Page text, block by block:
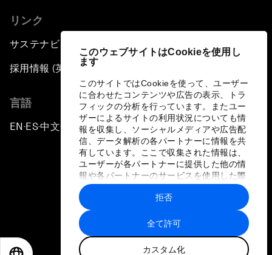
このウェブサイトはCookieを使用し
ます
このサイトではCookieを使って、ユーザー
に合わせたコンテンツや広告の表示、トラ
フィックの分析を行っています。またユー
ザーによるサイトの利用状況についても情
報を収集し、ソーシャルメディアや広告配
信、データ解析の各パートナーに情報を共
有しています。ここで収集された情報は、
ユーザーが各パートナーに提供した他の情
報や各パートナーのサービスを使用した際
に収集された情報と組み合わされ、各パー
トナーによって使用されることがありま
す。
全て許可
カスタム化
拒否
リンク
サステナビリティへの取り組み
採用情報 (英語のみ)
言語
EN ▪ES▪中文▪ 日本語
プライバシーポリシーと利用規約
サイトマップ